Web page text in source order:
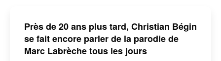
Près de 20 ans plus tard, Christian Bégin
se fait encore parler de la parodie de
Marc Labrèche tous les jours